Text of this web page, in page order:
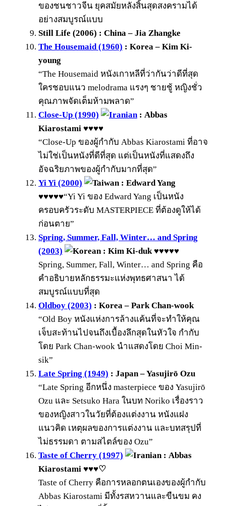
ของชนชาวจีน ยุคสมัยหลังสิ้นสุดสงครามได้
อย่างสมบูรณ์แบบ
Still Life (2006) : China – Jia Zhangke
The Housemaid (1960) : Korea – Kim Ki-
young
“The Housemaid หนังเกาหลีที่ว่ากันว่าดีที่สุด
ใครชอบแนว melodrama แรงๆ ชายชู้ หญิงชั่ว
คุณภาพจัดเต็มห้ามพลาด”
Close-Up (1990)
: Abbas
Kiarostami ♥♥♥♥
“Close-Up ของผู้กำกับ Abbas Kiarostami ที่อาจ
ไม่ใช่เป็นหนังที่ดีที่สุด แต่เป็นหนังที่แสดงถึง
อัจฉริยภาพของผู้กำกับมากที่สุด”
Yi Yi (2000)
: Edward Yang
♥♥♥♥♥“Yi Yi ของ Edward Yang เป็นหนัง
ครอบครัวระดับ MASTERPIECE ที่ต้องดูให้ได้
ก่อนตาย”
Spring, Summer, Fall, Winter… and Spring
(2003)
: Kim Ki-duk ♥♥♥♥♥
Spring, Summer, Fall, Winter… and Spring คือ
คำอธิบายหลักธรรมะแห่งพุทธศาสนา ได้
สมบูรณ์แบบที่สุด
Oldboy (2003) : Korea – Park Chan-wook
“Old Boy หนังแห่งการล้างแค้นที่จะทำให้คุณ
เจ็บสะท้านไปจนถึงเบื้องลึกสุดในหัวใจ กำกับ
โดย Park Chan-wook นำแสดงโดย Choi Min-
sik”
Late Spring (1949) : Japan – Yasujirō Ozu
“Late Spring อีกหนึ่ง masterpiece ของ Yasujirō
Ozu และ Setsuko Hara ในบท Noriko เรื่องราว
ของหญิงสาวในวัยที่ต้องแต่งงาน หนังแฝง
แนวคิด เหตุผลของการแต่งงาน และบทสรุปที่
ไม่ธรรมดา ตามสไตล์ของ Ozu”
Taste of Cherry (1997)
: Abbas
Kiarostami ♥♥♥♡
Taste of Cherry คือการหลอกตนเองของผู้กำกับ
Abbas Kiarostami มีทั้งรสหวานและขืนขม คง